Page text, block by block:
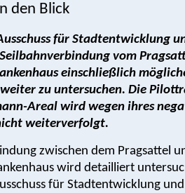
den Blick
für Stadtentwicklung
vom
einschließlich
zu untersuchen. Die
Areal wird wegen ihres
weiterverfolgt.
zwischen dem Pragsattel
wird detailliert
für Stadtentwicklung